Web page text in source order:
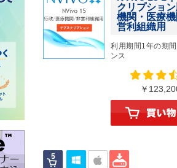
クリプショ
機関・医療
営利組織用
利用期間1年の期
ンス
￥